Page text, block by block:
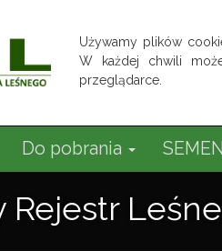
Używamy plików
W każdej chwili
przeglądarce.
Do pobrania SEMEN
Rejestr